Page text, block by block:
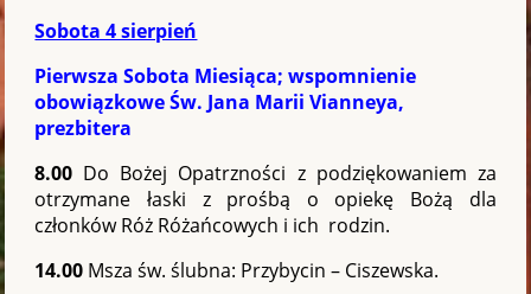
Sobota 4 sierpień
Pierwsza Sobota Miesiąca; wspomnienie
obowiązkowe Św. Jana Marii Vianneya,
prezbitera
8.00 Do Bożej Opatrzności z podziękowaniem za
otrzymane łaski z prośbą o opiekę Bożą dla
członków Róż Różańcowych i ich rodzin.
14.00 Msza św. ślubna: Przybycin – Ciszewska.